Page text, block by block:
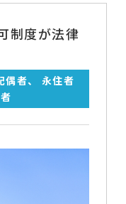
制度が法律
偶者、 永住者